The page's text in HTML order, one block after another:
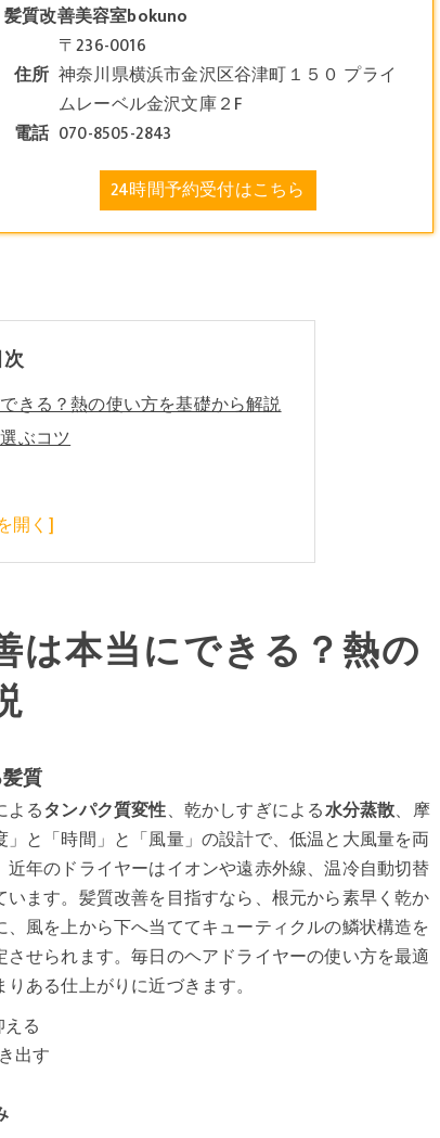
髪質改善美容室bokuno
住所
〒236-0016
神奈川県横浜市金沢区谷津町１５０ プライ
ムレーベル金沢文庫２F
電話 070-8505-2843
24時間予約受付はこちら
きる？熱の使い方を基礎から解説
ぶコツ
ライヤー選び
は本当にできる？熱の
質
よるタンパク質変性、乾かしすぎによる水分蒸散、摩
と「時間」と「風量」の設計で、低温と大風量を両
年のドライヤーはイオンや遠赤外線、温冷自動切替
ます。髪質改善を目指すなら、根元から素早く乾か
風を上から下へ当ててキューティクルの鱗状構造を
せられます。毎日のヘアドライヤーの使い方を最適
ある仕上がりに近づきます。
る
出す